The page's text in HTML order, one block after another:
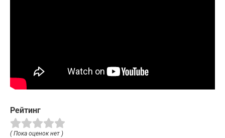
Рейтинг
( Пока оценок нет )